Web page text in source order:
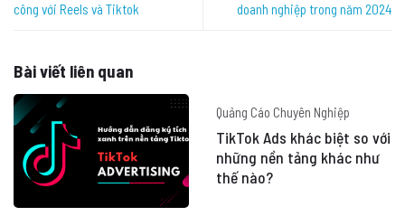
công với Reels và Tiktok
doanh nghiệp trong năm 2024
Bài viết liên quan
Quảng Cáo Chuyên Nghiệp
TikTok Ads khác biệt so với
những nền tảng khác như
thế nào?